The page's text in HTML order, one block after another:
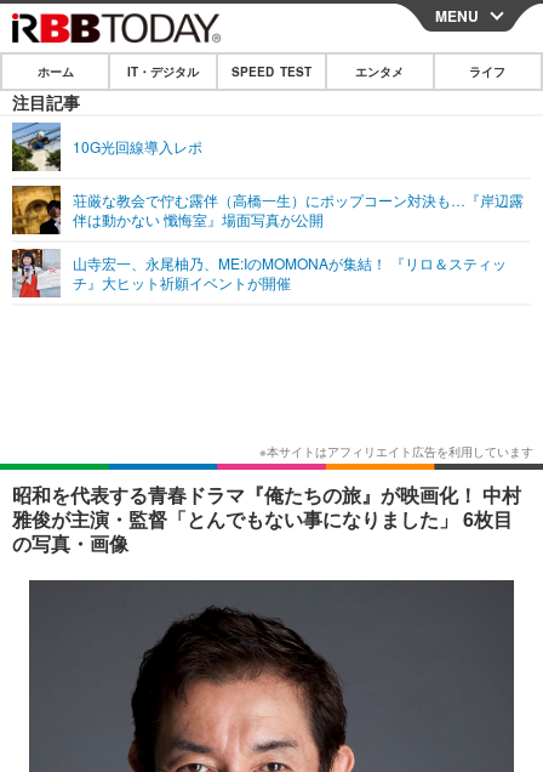
CLOSE
ホーム
IT・デジタル
ネタ
ショッピング その他
SPEED TEST
エンタメ
エンタメTOP
ショッピング その他
ライフ
MENU
ホーム IT・デジタル SPEED TEST エンタメ ライフ
注目記事
10G光回線導入レポ
荘厳な教会で佇む露伴（高橋一生）にポップコーン対決も…『岸辺露
伴は動かない 懺悔室』場面写真が公開
山寺宏一、永尾柚乃、ME:IのMOMONAが集結！ 『リロ＆スティッ
チ』大ヒット祈願イベントが開催
昭和を代表する青春ドラマ『俺たちの旅』が映画化！ 中村
雅俊が主演・監督「とんでもない事になりました」 6枚目
の写真・画像